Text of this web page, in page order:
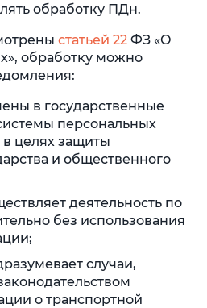
обработку ПДн.
статьей 22 ФЗ «О
обработку можно
в государственные
персональных
целях защиты
и общественного
деятельность по
без использования
случаи,
о транспортной